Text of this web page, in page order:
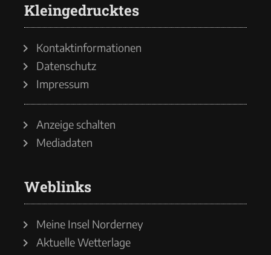
Kleingedrucktes
Kontaktinformationen
Datenschutz
Impressum
Anzeige schalten
Mediadaten
Weblinks
Meine Insel Norderney
Aktuelle Wetterlage